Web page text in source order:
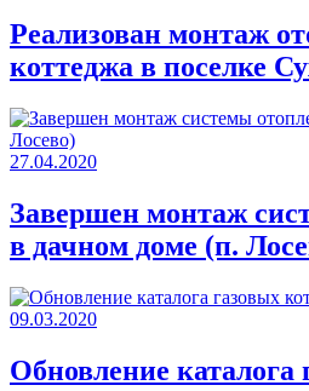
Реализован монтаж
коттеджа в поселке
27.04.2020
Завершен монтаж
в дачном доме (п.
09.03.2020
Обновление каталога